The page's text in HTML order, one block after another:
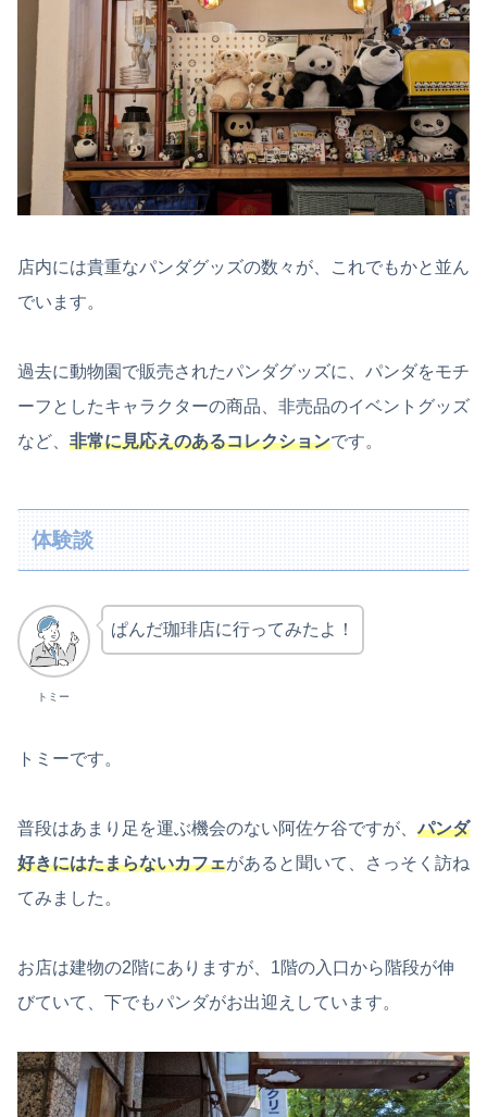
店内には貴重なパンダグッズの数々が、これでもかと並ん
でいます。
過去に動物園で販売されたパンダグッズに、パンダをモチ
ーフとしたキャラクターの商品、非売品のイベントグッズ
など、 非常に見応えのあるコレクションです。
体験談
トミー
ぱんだ珈琲店に行ってみたよ！
トミーです。
普段はあまり足を運ぶ機会のない阿佐ケ谷ですが、 パンダ
好きにはたまらないカフェがあると聞いて、さっそく訪ね
てみました。
お店は建物の2階にありますが、1階の入口から階段が伸
びていて、下でもパンダがお出迎えしています。